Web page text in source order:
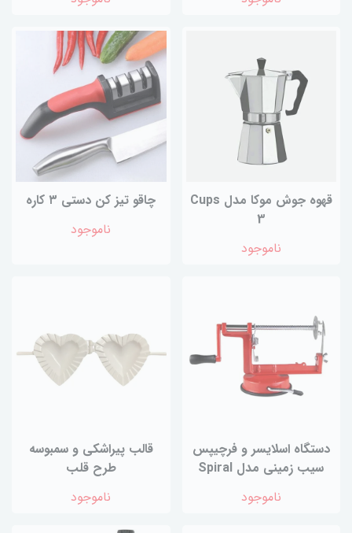
قهوه جوش موکا مدل Cups
3
ناموجود
چاقو تیز کن دستی ۳ کاره
ناموجود
دستگاه اسلایسر و فرچیپس
سیب زمینی مدل Spiral
ناموجود
قالب پیراشکی و سمبوسه
طرح قلب
ناموجود